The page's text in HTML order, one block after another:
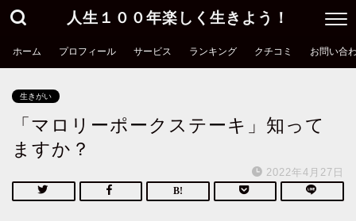
人生１００年楽しく生きよう！
ホーム プロフィール サービス ランキング クチコミ お問い合
生きがい
「マロリーポークステーキ」知って
ますか？
2022年4月27日